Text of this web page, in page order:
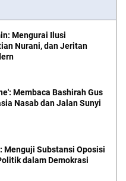
Mengurai Ilusi
Nurani, dan Jeritan
Membaca Bashirah Gus
Nasab dan Jalan Sunyi
Menguji Substansi Oposisi
dalam Demokrasi